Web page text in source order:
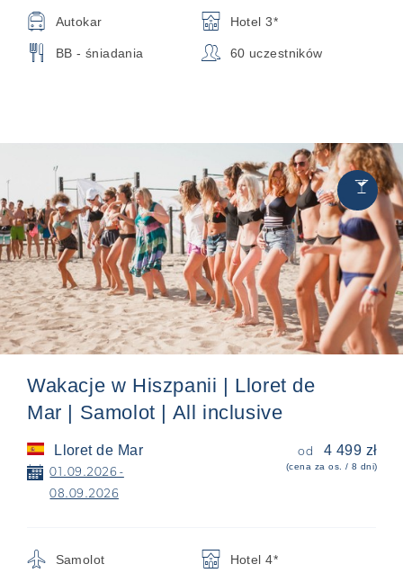
🚍 Autokar 🏨 Hotel 3*
🍴 BB - śniadania 👥 60 uczestników
Chill
&
Party
🍸
Wakacje w Hiszpanii | Lloret de
Mar | Samolot | All inclusive
Lloret de Mar
📅 01.09.2026 -
08.09.2026
od 4 499 zł
(cena za os. / 8 dni)
✈ Samolot 🏨 Hotel 4*